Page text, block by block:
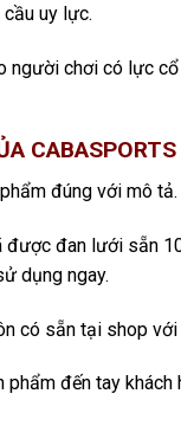
uy lực.
người chơi có lực
CABASPORTS
đúng với mô tả.
được đan lưới sẵn
dụng ngay.
có sẵn tại shop
đến tay khách